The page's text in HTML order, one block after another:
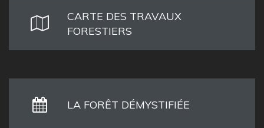
CARTE DES TRAVAUX
FORESTIERS
LA FORÊT DÉMYSTIFIÉE